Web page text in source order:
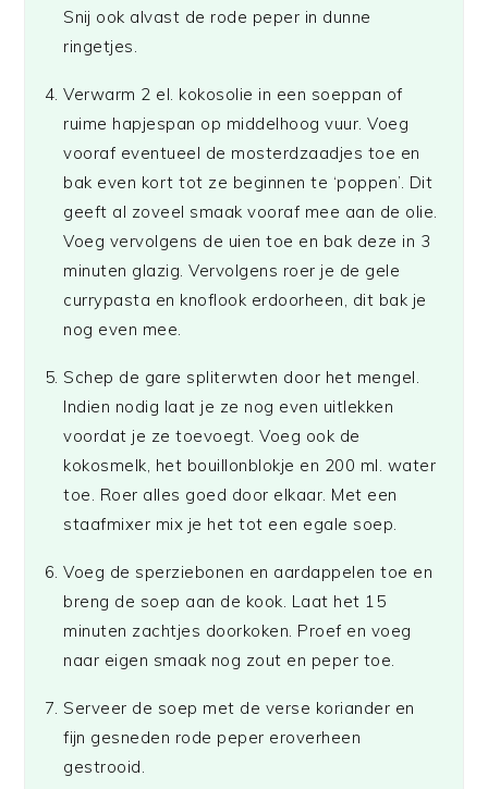
Snij ook alvast de rode peper in dunne
ringetjes.
Verwarm 2 el. kokosolie in een soeppan of
ruime hapjespan op middelhoog vuur. Voeg
vooraf eventueel de mosterdzaadjes toe en
bak even kort tot ze beginnen te ‘poppen’. Dit
geeft al zoveel smaak vooraf mee aan de olie.
Voeg vervolgens de uien toe en bak deze in 3
minuten glazig. Vervolgens roer je de gele
currypasta en knoflook erdoorheen, dit bak je
nog even mee.
Schep de gare spliterwten door het mengel.
Indien nodig laat je ze nog even uitlekken
voordat je ze toevoegt. Voeg ook de
kokosmelk, het bouillonblokje en 200 ml. water
toe. Roer alles goed door elkaar. Met een
staafmixer mix je het tot een egale soep.
Voeg de sperziebonen en aardappelen toe en
breng de soep aan de kook. Laat het 15
minuten zachtjes doorkoken. Proef en voeg
naar eigen smaak nog zout en peper toe.
Serveer de soep met de verse koriander en
fijn gesneden rode peper eroverheen
gestrooid.